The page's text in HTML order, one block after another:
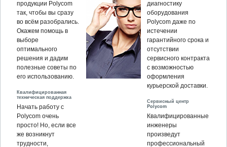
продукции Polycom
так, чтобы вы сразу
во всём разобрались.
Окажем помощь в
выборе
оптимального
решения и дадим
полезные советы по
его использованию.
Квалифицированная
техническая поддержка
Начать работу с
Polycom очень
просто! Но, если все
же возникнут
трудности,
диагностику
оборудования
Polycom даже по
истечении
гарантийного срока и
отсутствии
сервисного контракта
с возможностью
оформления
курьерской доставки.
Сервисный центр
Polycom
Квалифицированные
инженеры
произведут
профессиональный